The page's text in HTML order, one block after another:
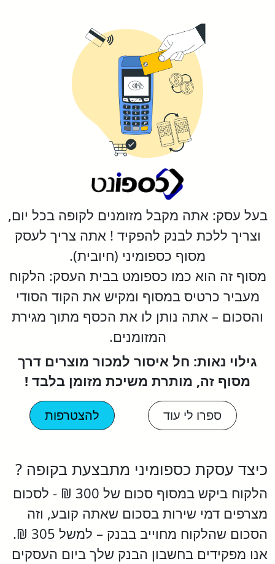
בעל עסק: אתה מקבל מזומנים לקופה בכל יום,
וצריך ללכת לבנק להפקיד ! אתה צריך לעסק
מסוף כספומיני (חיובית).
מסוף זה הוא כמו כספומט בבית העסק: הלקוח
מעביר כרטיס במסוף ומקיש את הקוד הסודי
והסכום – אתה נותן לו את הכסף מתוך מגירת
המזומנים.
גילוי נאות: חל איסור למכור מוצרים דרך
מסוף זה, מותרת משיכת מזומן בלבד !
ספרו לי עוד להצטרפות
כיצד עסקת כספומיני מתבצעת בקופה ?
הלקוח ביקש במסוף סכום של 300 ₪ - לסכום
מצרפים דמי שירות בסכום שאתה קובע, וזה
הסכום שהלקוח מחוייב בבנק – למשל 305 ₪.
אנו מפקידים בחשבון הבנק שלך ביום העסקים